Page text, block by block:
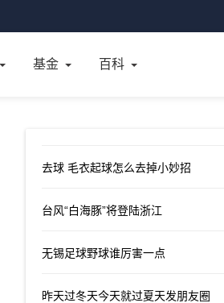
基金 百科
去球 毛衣起球怎么去掉小妙招
台风“白海豚”将登陆浙江
无锡足球野球谁厉害一点
昨天过冬天今天就过夏天发朋友圈